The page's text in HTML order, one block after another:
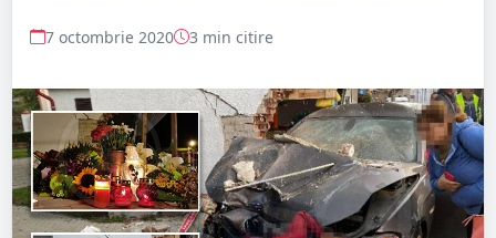
7 octombrie 2020 3 min citire